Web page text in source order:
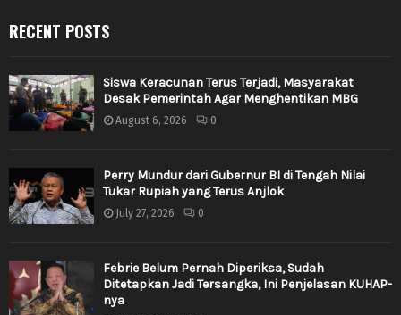
RECENT POSTS
Siswa Keracunan Terus Terjadi, Masyarakat
Desak Pemerintah Agar Menghentikan MBG
August 6, 2026 0
Perry Mundur dari Gubernur BI di Tengah Nilai
Tukar Rupiah yang Terus Anjlok
July 27, 2026 0
Febrie Belum Pernah Diperiksa, Sudah
Ditetapkan Jadi Tersangka, Ini Penjelasan KUHAP-
nya